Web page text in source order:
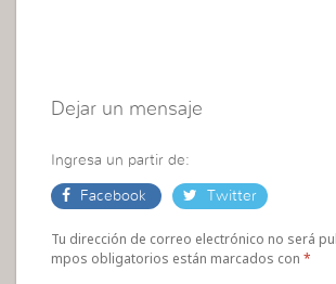
Dejar un mensaje
Ingresa un partir de:
Facebook Twitter
Tu dirección de correo electrónico no será
mpos obligatorios están marcados con*